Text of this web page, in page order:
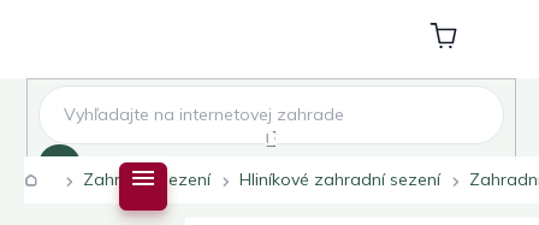
Nákupní
košík
DomůZahradní sezení Hliníkové zahradní sezení